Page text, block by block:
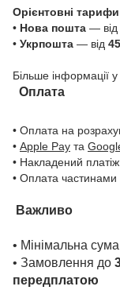
Орієнтовні тарифи
• Нова пошта — від
• Укрпошта — від
Більше інформації у
Оплата
• Оплата на
• Apple Pay та
• Накладений
• Оплата частинами
Важливо
• Мінімальна
• Замовлення до
передплатою